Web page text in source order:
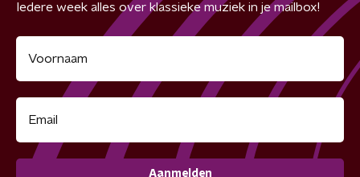
Iedere week alles over klassieke muziek in je mailbox!
Aanmelden